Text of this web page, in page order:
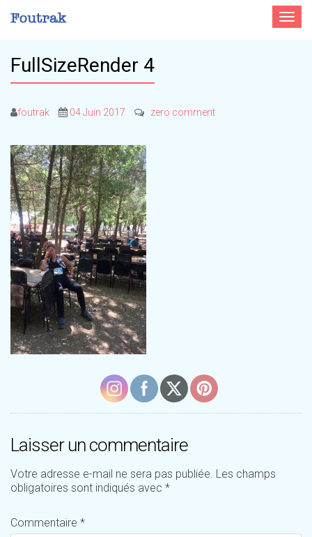
Toggle
FullSizeRender 4
foutrak 04 Juin 2017 zero comment
Laisser un commentaire
Votre adresse e-mail ne sera pas publiée. Les champs
obligatoires sont indiqués avec *
Commentaire *